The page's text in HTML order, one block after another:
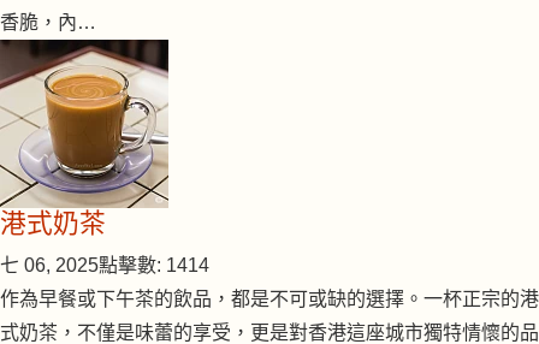
香脆，內…
港式奶茶
七 06, 2025點擊數: 1414
作為早餐或下午茶的飲品，都是不可或缺的選擇。一杯正宗的港
式奶茶，不僅是味蕾的享受，更是對香港這座城市獨特情懷的品